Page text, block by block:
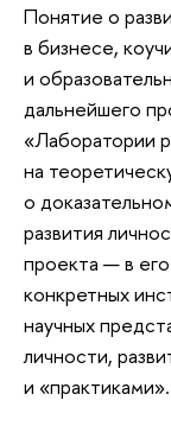
Понятие о
в бизнесе,
и
дальнейшего
«Лаборатории
на
о
развития
проекта — в
конкретных
научных
личности,
и «практиками».